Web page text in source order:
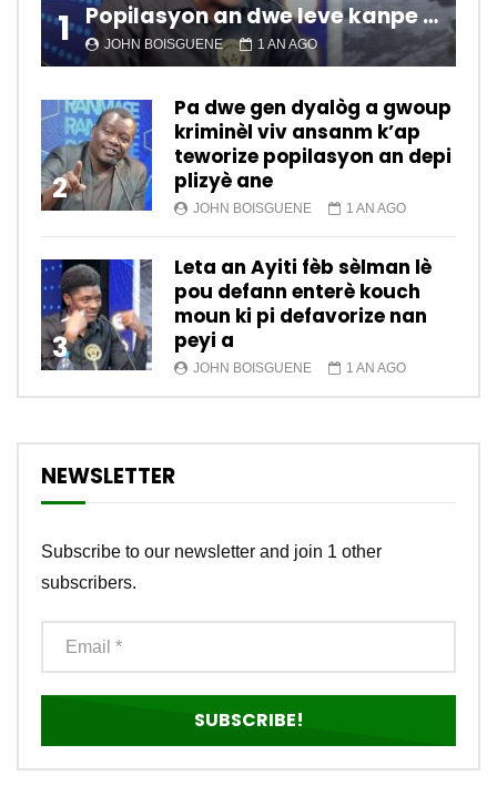
1 Popilasyon an dwe leve kanpe pou chanje sitiyasyon kawotik l’ap viv nan peyi a.
JOHN BOISGUENE 1 AN AGO
2
Pa dwe gen dyalòg a gwoup
kriminèl viv ansanm k’ap
teworize popilasyon an depi
plizyè ane
JOHN BOISGUENE 1 AN AGO
3
Leta an Ayiti fèb sèlman lè
pou defann enterè kouch
moun ki pi defavorize nan
peyi a
JOHN BOISGUENE 1 AN AGO
NEWSLETTER
Subscribe to our newsletter and join 1 other
subscribers.